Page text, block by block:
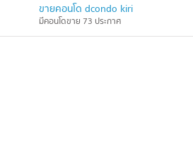
ขายคอนโด dcondo kiri
มีคอนโดขาย 73 ประกาศ